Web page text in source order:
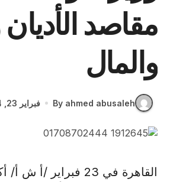
مقاصد الأديان
والمال
By ahmed abusaleh فبراير 23, 2024
القاهرة في 23